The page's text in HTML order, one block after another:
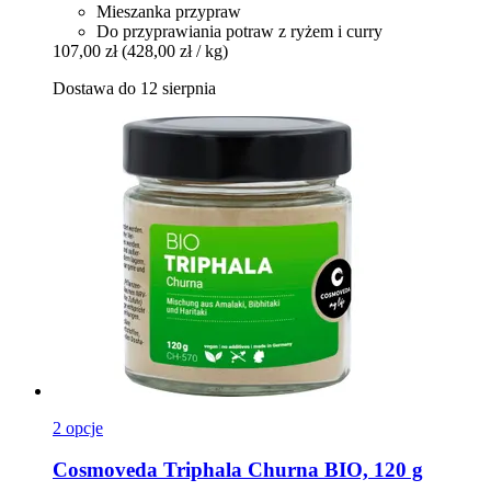
Mieszanka przypraw
Do przyprawiania potraw z ryżem i curry
107,00 zł (428,00 zł / kg)
Dostawa do 12 sierpnia
2 opcje
Cosmoveda Triphala Churna BIO, 120 g